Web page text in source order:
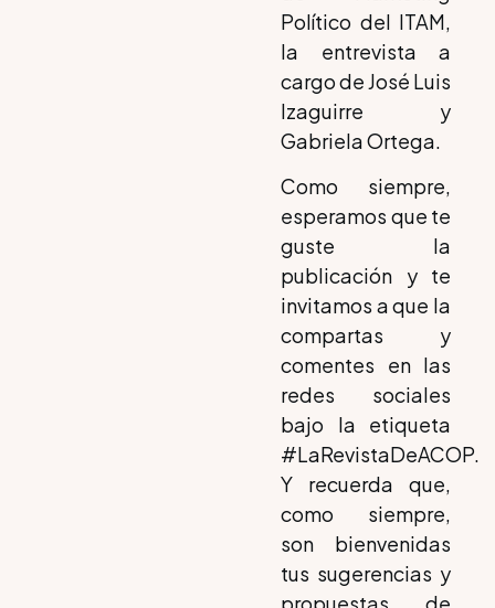
Político del ITAM,
la entrevista a
cargo de José Luis
Izaguirre y
Gabriela Ortega.
Como siempre,
esperamos que te
guste la
publicación y te
invitamos a que la
compartas y
comentes en las
redes sociales
bajo la etiqueta
#LaRevistaDeACOP.
Y recuerda que,
como siempre,
son bienvenidas
tus sugerencias y